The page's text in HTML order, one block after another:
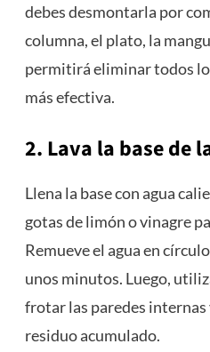
debes desmontarla por
columna, el plato, la
permitirá eliminar todos
más efectiva.
2. Lava la base de
Llena la base con agua
gotas de limón o vinagre
Remueve el agua en
unos minutos. Luego,
frotar las paredes
residuo acumulado.